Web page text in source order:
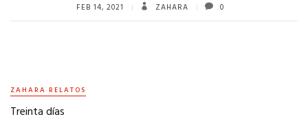
FEB 14, 2021 ZAHARA 0
ZAHARA RELATOS
Treinta días